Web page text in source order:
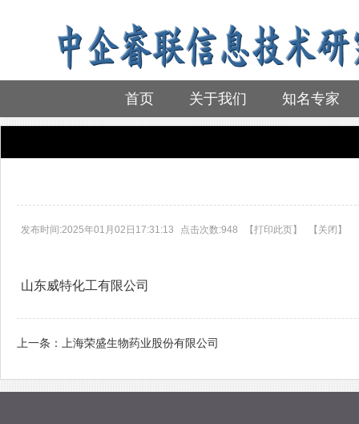
首页 关于我们 知名专家
发布时间:2025年01月02日17:31:13 点击次数:948 【打印此页】 【 关闭 】
山东威特化工有限公司
上一条： 上海荣盛生物药业股份有限公司